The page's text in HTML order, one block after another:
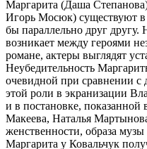
Маргарита (Даша
Игорь Мосюк) существуют в
бы параллельно друг
возникает между героями
романе, актеры выглядят
Неубедительность
очевидной при сравнении
этой роли в экранизации
и в постановке,
Макеева, Наталья
женственности, образа
Маргарита у Ковальчук